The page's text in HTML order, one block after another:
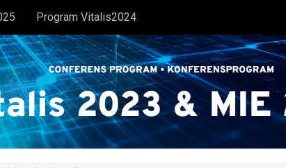
Program Vitalis2024